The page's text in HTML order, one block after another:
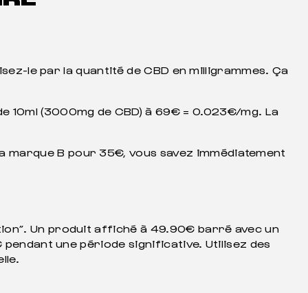
le par la quantité de CBD en milligrammes. Ça
10ml (3000mg de CBD) à 69€ = 0.023€/mg. La
B pour 35€, vous savez immédiatement
Un produit affiché à 49.90€ barré avec un
une période significative. Utilisez des